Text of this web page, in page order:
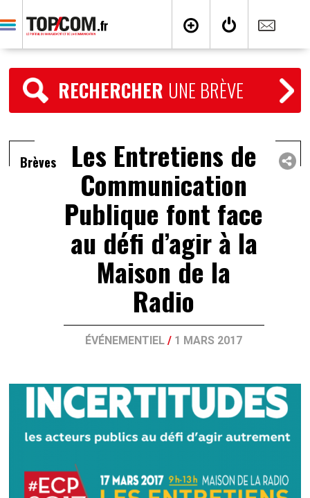
RECHERCHER UNE BRÈVE
Brèves Les Entretiens de
Communication
Publique font face
au défi d’agir à la
Maison de la
Radio
ÉVÉNEMENTIEL / 1 MARS 2017